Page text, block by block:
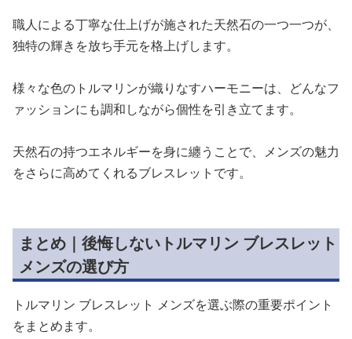
職人による丁寧な仕上げが施された天然石の一つ一つが、
独特の輝きを放ち手元を格上げします。
様々な色のトルマリンが織りなすハーモニーは、どんなフ
ァッションにも調和しながら個性を引き立てます。
天然石の持つエネルギーを身に纏うことで、メンズの魅力
をさらに高めてくれるブレスレットです。
まとめ｜後悔しないトルマリン ブレスレット
メンズの選び方
トルマリン ブレスレット メンズを選ぶ際の重要ポイント
をまとめます。